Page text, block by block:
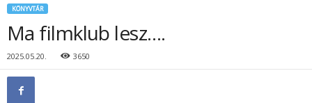
KÖNYVTÁR
Ma filmklub lesz….
2025.05.20. 3650